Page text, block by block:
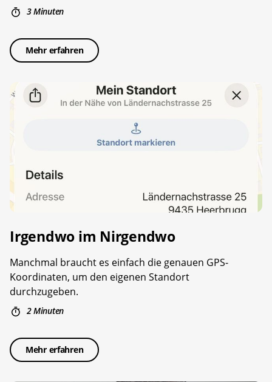
3 Minuten
Mehr erfahren
Irgendwo im ­Nirgendwo
Manchmal braucht es einfach die genauen GPS-
Koordinaten, um den eigenen Standort
durchzugeben.
2 Minuten
Mehr erfahren